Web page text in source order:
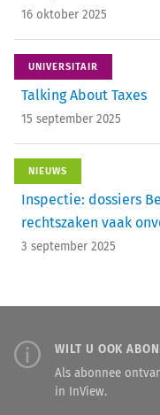
16 oktober 2025
UNIVERSITAIR
Talking About Taxes
15 september 2025
NIEUWS
Inspectie: dossiers
rechtszaken vaak
3 september 2025
WILT U OOK
Als abonnee
in InView.